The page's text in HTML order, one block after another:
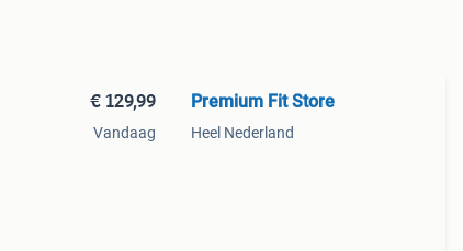
€ 129,99
Vandaag
Premium Fit Store
Heel Nederland